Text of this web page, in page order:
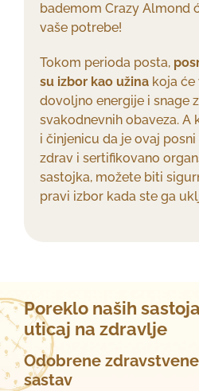
bademom Crazy Almond
vaše potrebe!
Tokom perioda posta,
su izbor kao užina koja
dovoljno energije i snage
svakodnevnih obaveza. A
i činjenicu da je ovaj
zdrav i sertifikovano
sastojka, možete biti
pravi izbor kada ste ga
Poreklo naših
uticaj na zdravlje
Odobrene
sastav